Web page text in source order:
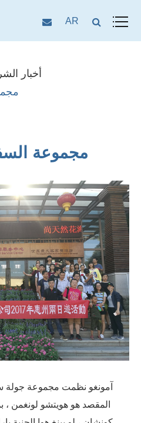
AR
أخبار
مجموعة
آمونغو نظمت مجموعة جولة
المقصد هو هويتشو لونغمن